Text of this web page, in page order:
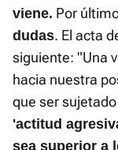
viene. Por
dudas. El acta
siguiente: "Una
hacia nuestra
que ser
'actitud
sea superior a